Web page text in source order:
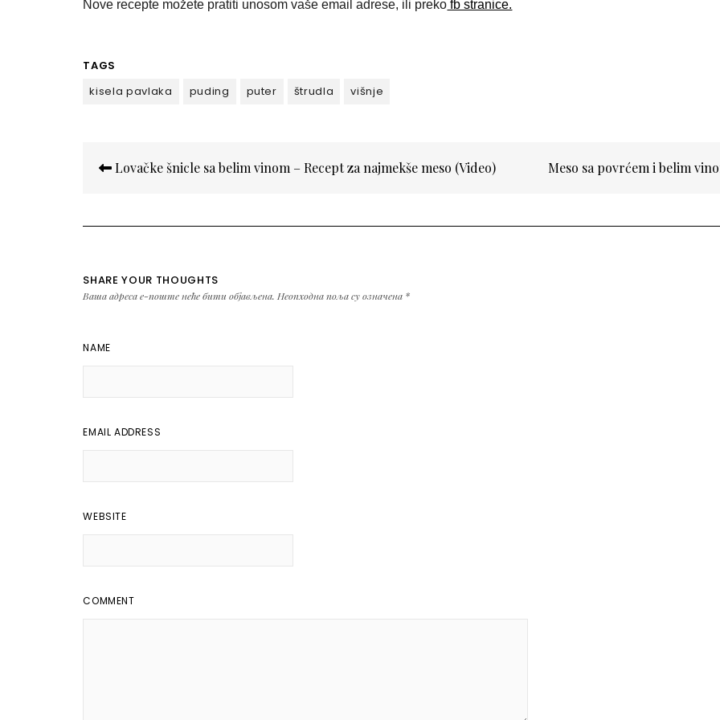
Nove recepte možete pratiti unosom vaše email adrese, ili preko fb stranice.
TAGS
kisela pavlaka
puding puter štrudla višnje
чланка
Lovačke šnicle sa belim vinom – Recept za najmekše meso (Video) Meso sa povrćem i belim
SHARE YOUR THOUGHTS
Ваша адреса е-поште неће бити објављена. Неопходна поља су означена *
NAME
EMAIL ADDRESS
WEBSITE
COMMENT